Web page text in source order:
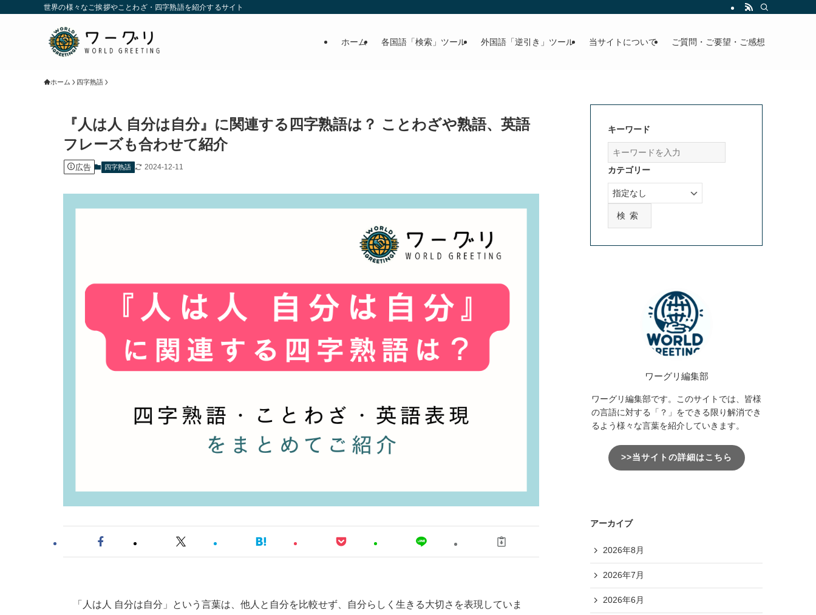
世界の様々なご挨拶やことわざ・四字熟語を紹介するサイト
ホーム 各国語「検索」ツール 外国語「逆引き」ツール 当サイトについて ご質問・ご要望・ご感想
ホーム 四字熟語
『人は人 自分は自分』に関連する四字熟語は？ ことわざや熟語、英語
フレーズも合わせて紹介
広告 四字熟語 2024-12-11
「人は人 自分は自分」という言葉は、他人と自分を比較せず、自分らしく生きる大切さを表現していま
キーワード
カテゴリー
検索
ワーグリ編集部
ワーグリ編集部です。このサイトでは、皆様
の言語に対する「？」をできる限り解消でき
るよう様々な言葉を紹介していきます。
>>当サイトの詳細はこちら
アーカイブ
2026年8月
2026年7月
2026年6月